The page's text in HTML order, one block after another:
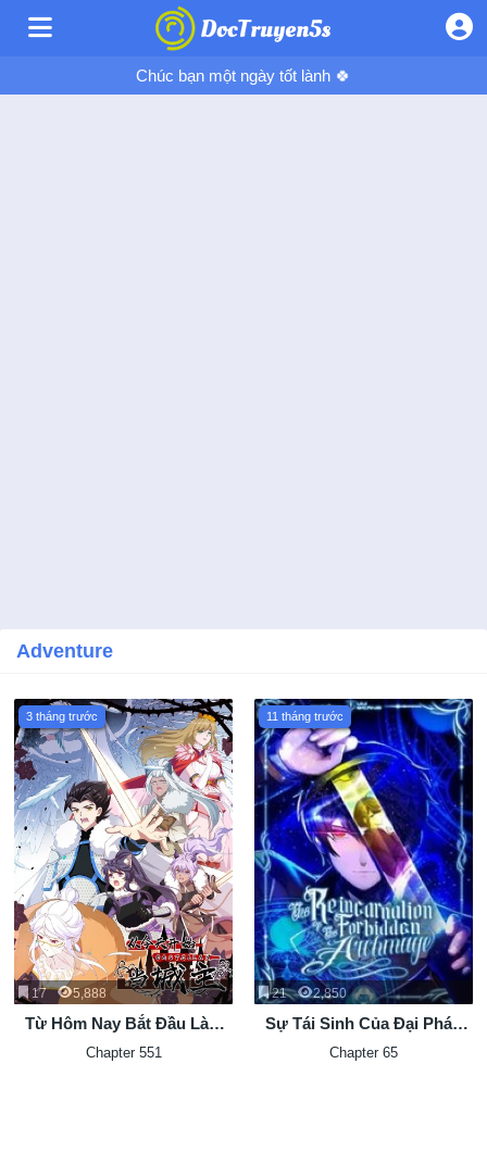
Chúc bạn một ngày tốt lành 🍀
Adventure
3 tháng trước
17 5,888
Từ Hôm Nay Bắt Đầu Làm
Thành Chủ
Chapter 551
11 tháng trước
21 2,850
Sự Tái Sinh Của Đại Pháp
Sư Bị Phong Ấn
Chapter 65